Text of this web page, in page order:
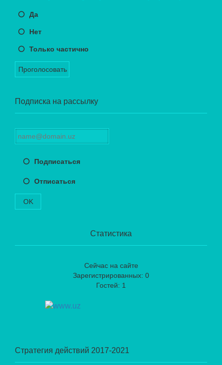
Да
Нет
Только частично
Проголосовать
Подписка на рассылку
Подписаться
Отписаться
OK
Статистика
Сейчас на сайте
Зарегистрированных: 0
Гостей: 1
Стратегия действий 2017-2021